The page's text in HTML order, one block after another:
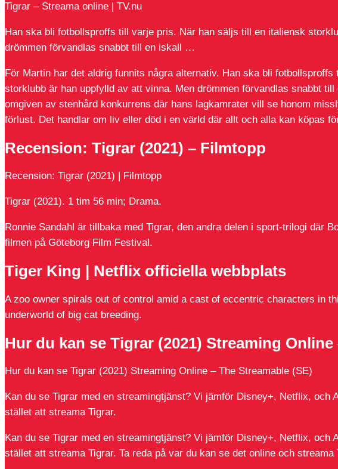
Tigrar – Streama online | TV.nu
Han ska bli fotbollsproffs till varje pris. När han säljs till en italiensk
drömmen förvandlas snabbt till en iskall …
För Martin har det aldrig funnits några alternativ. Han ska bli
storklubb är han uppfylld av att vinna. Men drömmen förvandlas snabbt
omgiven av stenhård konkurrens där hans lagkamrater vill se honom
förlust. Det handlar om liv eller död i en värld där allt och alla kan köpas
Recension: Tigrar (2021) – Filmtopp
Recension: Tigrar (2021) | Filmtopp
Tigrar (2021). 1 tim 56 min; Drama.
Ronnie Sandahl är tillbaka med Tigrar, den andra delen i sport-trilogi där
filmen på Göteborg Film Festival.
Tiger King | Netflix officiella webbplats
A zoo owner spirals out of control amid a cast of eccentric characters in
underworld of big cat breeding.
Hur du kan se Tigrar (2021) Streaming Online
Hur du kan se Tigrar (2021) Streaming Online – The Streamable (SE)
Kan du se Tigrar med en streamingtjänst? Vi jämför Disney+, Netflix, och
stället att streama Tigrar.
Kan du se Tigrar med en streamingtjänst? Vi jämför Disney+, Netflix, och
stället att streama Tigrar. Ta reda på var du kan se det online och